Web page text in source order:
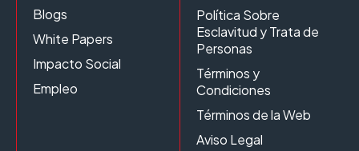
Blogs
White Papers
Impacto Social
Empleo
Política Sobre
Esclavitud y Trata de
Personas
Términos y
Condiciones
Términos de la Web
Aviso Legal